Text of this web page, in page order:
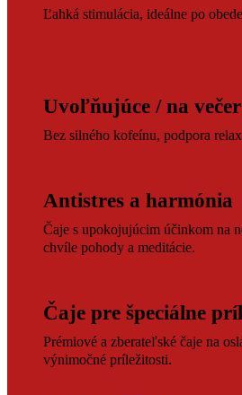
Ľahká stimulácia, ideálne po
Uvoľňujúce / na večer
Bez silného kofeínu, podpora
Antistres a harmónia
Čaje s upokojujúcim účinkom na
chvíle pohody a meditácie.
Čaje pre špeciálne
Prémiové a zberateľské čaje na
výnimočné príležitosti.